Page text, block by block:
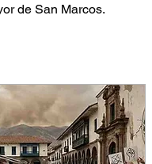
de San Marcos.